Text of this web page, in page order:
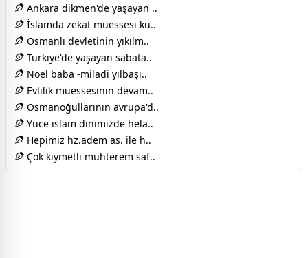
Ankara dikmen'de yaşayan ..
İslamda zekat müessesi ku..
Osmanlı devletinin yıkılm..
Türkiye'de yaşayan sabata..
Noel baba -miladi yılbaşı..
Evlilik müessesinin devam..
Osmanoğullarının avrupa'd..
Yüce islam dinimizde hela..
Hepimiz hz.adem as. ile h..
Çok kıymetli muhterem saf..